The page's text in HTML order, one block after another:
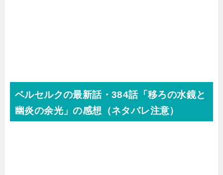
ベルセルクの最新話・384話「移ろの水鏡と
幽炎の余光」の感想（ネタバレ注意）